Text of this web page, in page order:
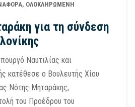
, ΟΛΟΚΛΗΡΩΜΈΝΗ
για τη σύνδεση
Ναυτιλίας και
κατέθεσε ο Βουλευτής Χίου
Νότης Μηταράκης,
του Προέδρου του